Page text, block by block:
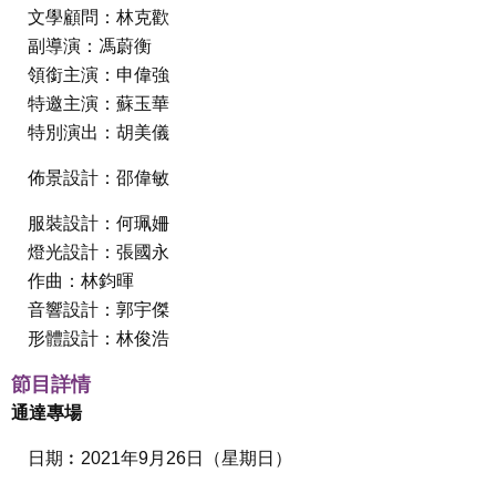
文學顧問：林克歡
副導演：馮蔚衡
領銜主演：申偉強
特邀主演：蘇玉華
特別演出：胡美儀
佈景設計：邵偉敏
服裝設計：何珮姍
燈光設計：張國永
作曲：林鈞暉
音響設計：郭宇傑
形體設計：林俊浩
節目詳情
通達專場
日期︰2021年9月26日（星期日）